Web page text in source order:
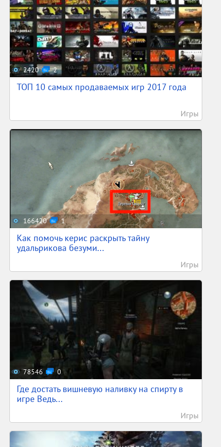
2420 2
ТОП 10 самых продаваемых игр 2017 года
Игры
166420 1
Как помочь керис раскрыть тайну
удальрикова безуми...
Игры
78546 0
Где достать вишневую наливку на спирту в
игре Ведь...
Игры